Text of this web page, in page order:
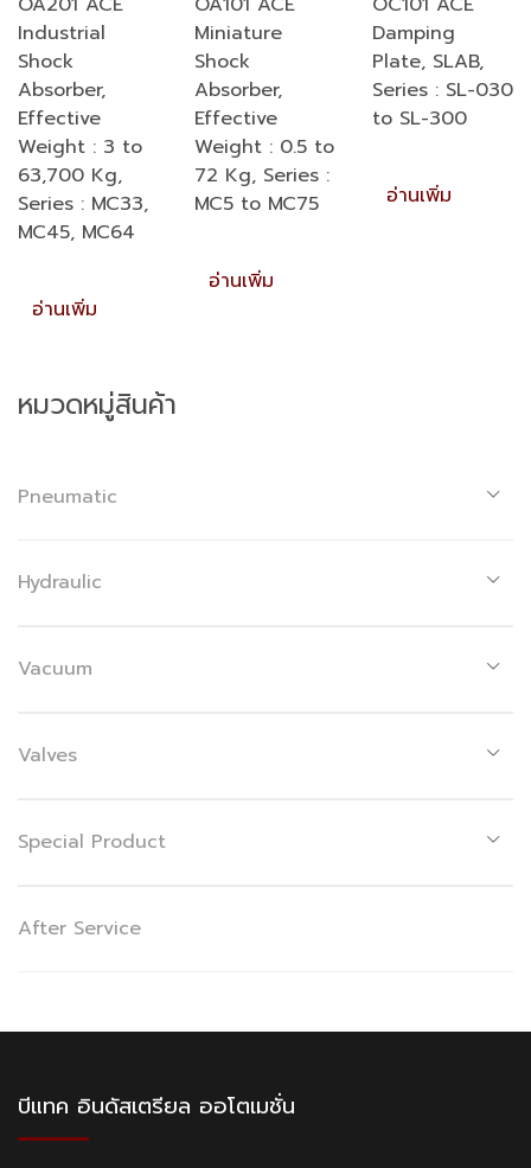
Industrial
Shock
Absorber,
Effective
Weight : 3 to
63,700 Kg,
Series : MC33,
MC45, MC64
อ่านเพิ่ม
Miniature
Shock
Absorber,
Effective
Weight : 0.5 to
72 Kg, Series :
MC5 to MC75
อ่านเพิ่ม
Damping
Plate, SLAB,
Series : SL-030
to SL-300
อ่านเพิ่ม
หมวดหมู่สินค้า
Pneumatic
Hydraulic
Vacuum
Valves
Special Product
After Service
บีแทค อินดัสเตรียล ออโตเมชั่น